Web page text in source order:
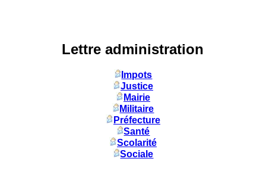
Lettre administration
Impots
Justice
Mairie
Militaire
Préfecture
Santé
Scolarité
Sociale